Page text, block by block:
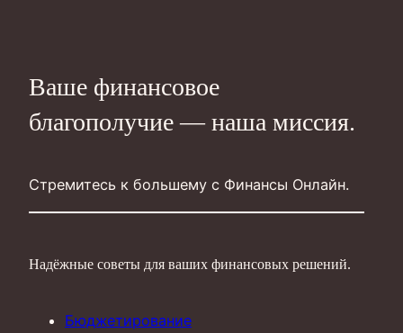
Ваше финансовое
благополучие — наша миссия.
Стремитесь к большему с Финансы Онлайн.
Надёжные советы для ваших финансовых решений.
Бюджетирование